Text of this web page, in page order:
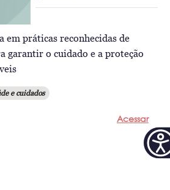
em práticas reconhecidas de
garantir o cuidado e a proteção
e cuidados
Acessar